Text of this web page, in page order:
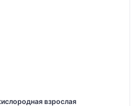
взрослая